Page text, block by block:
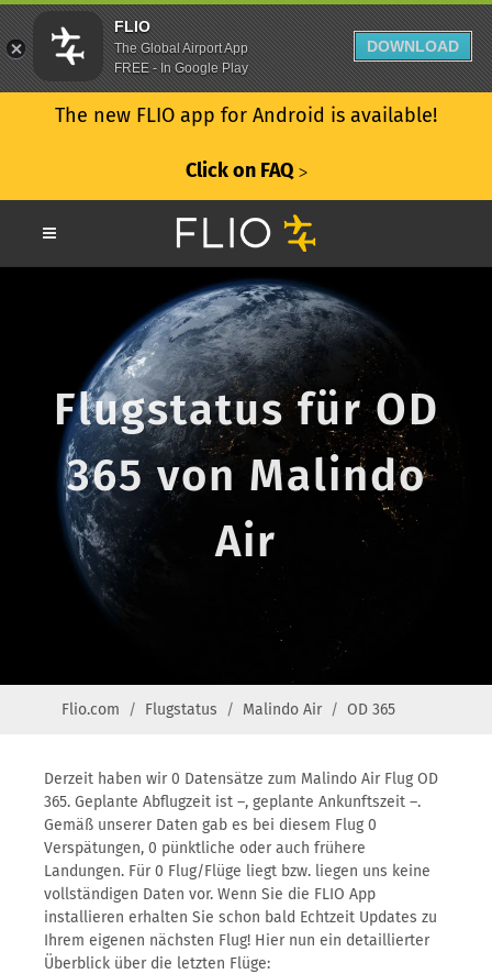
The new FLIO app for Android is available!
Click on FAQ ᐳ
Flugstatus für OD
365 von Malindo
Air
Flio.com Flugstatus Malindo Air OD 365
Derzeit haben wir 0 Datensätze zum Malindo Air Flug OD
365. Geplante Abflugzeit ist –, geplante Ankunftszeit –.
Gemäß unserer Daten gab es bei diesem Flug 0
Verspätungen, 0 pünktliche oder auch frühere
Landungen. Für 0 Flug/Flüge liegt bzw. liegen uns keine
vollständigen Daten vor. Wenn Sie die FLIO App
installieren erhalten Sie schon bald Echtzeit Updates zu
Ihrem eigenen nächsten Flug! Hier nun ein detaillierter
Überblick über die letzten Flüge:
FLIO
The Global Airport App
FREE - In Google Play
DOWNLOAD